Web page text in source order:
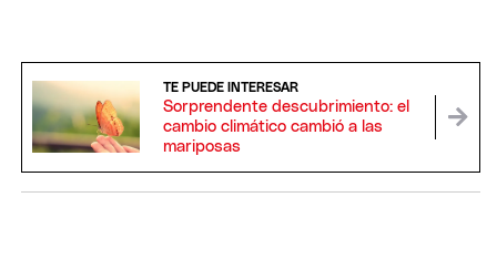
TE PUEDE INTERESAR
Sorprendente descubrimiento: el
cambio climático cambió a las
mariposas